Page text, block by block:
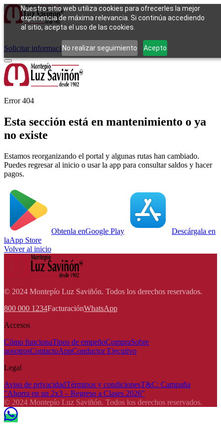
Nuestro sitio web utiliza cookies para ofrecerles la mejor
experiencia de máxima relevancia. Si continúa accediendo
al sitio, acepta el uso de las cookies.
No realizar seguimiento Acepto
Cómo funcionaTipos de empeñoCompraContacto
Solicitar información Iniciar sesión
Error 404
Esta sección está en mantenimiento o ya
no existe
Estamos reorganizando el portal y algunas rutas han cambiado.
Puedes regresar al inicio o usar la app para consultar saldos y hacer
pagos.
Obtenla enGoogle Play
Descárgala en
laApp Store
Volver al inicio
© 2024 Montepío Luz Saviñón. Todos los derechos reservados.
800 000 1234FacturaciónWhatsApp
Accesos
Cómo funcionaTipos de empeñoCompraSobre
nosotrosContactoAppConductor Ejecutivo
Legal
Aviso de privacidadTérminos y condicionesT&C: Campaña
"Ahorra en un 2x3 – Regreso a Clases 2026"
© 2024 Montepío Luz Saviñón. Todos los derechos reservados.